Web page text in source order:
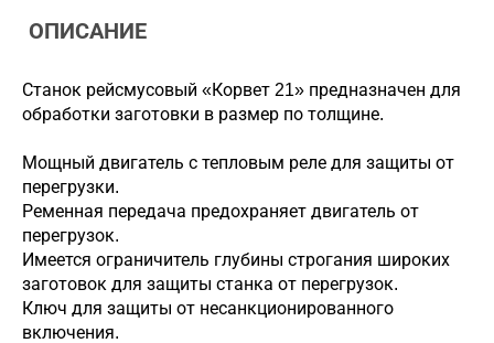
ОПИСАНИЕ
Станок рейсмусовый «Корвет 21» предназначен для
обработки заготовки в размер по толщине.
Мощный двигатель с тепловым реле для защиты от
перегрузки.
Ременная передача предохраняет двигатель от
перегрузок.
Имеется ограничитель глубины строгания широких
заготовок для защиты станка от перегрузок.
Ключ для защиты от несанкционированного
включения.